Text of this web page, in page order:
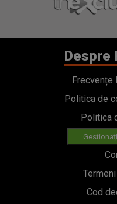
Despre
Frecvențe
Politica de
Politica
Cod